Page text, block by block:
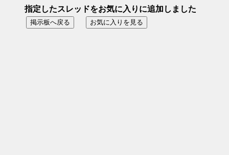
指定したスレッドをお気に入りに追加しました